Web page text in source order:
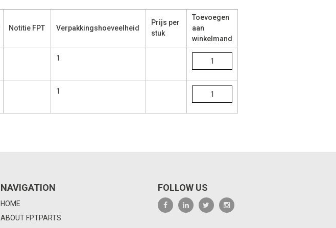
Notitie FPT Verpakkingshoeveelheid
Prijs per
stuk
Toevoegen
aan
winkelmand
1
1
NAVIGATION
HOME
ABOUT FPTPARTS
FOLLOW US